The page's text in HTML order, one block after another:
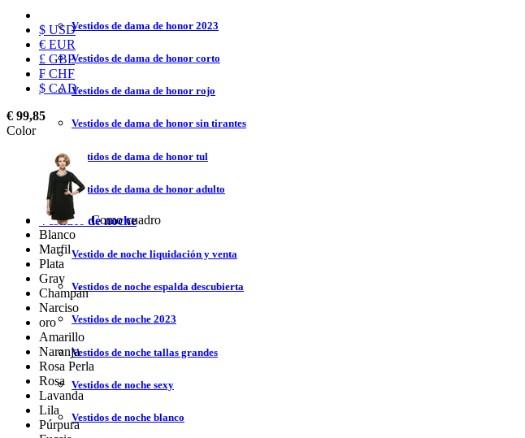
Vestidos de dama de honor 2023
Vestidos de dama de honor corto
Vestidos de dama de honor rojo
Vestidos de dama de honor sin tirantes
Vestidos de dama de honor tul
Vestidos de dama de honor adulto
Vestidos de noche
Vestido de noche liquidación y venta
Vestidos de noche espalda descubierta
Vestidos de noche 2023
Vestidos de noche tallas grandes
Vestidos de noche sexy
Vestidos de noche blanco
$ USD
€ EUR
£ GBP
₣ CHF
$ CAD
€ 99,85
Color
Como cuadro
Blanco
Marfil
Plata
Gray
Champán
Narciso
oro
Amarillo
Naranja
Rosa Perla
Rosa
Lavanda
Lila
Púrpura